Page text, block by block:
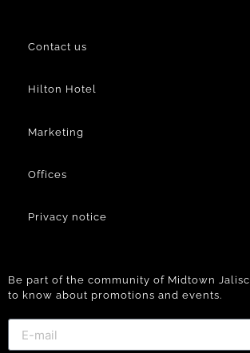
Contact us
Hilton Hotel
Marketing
Offices
Privacy notice
Be part of the community of Midtown
to know about promotions and events.